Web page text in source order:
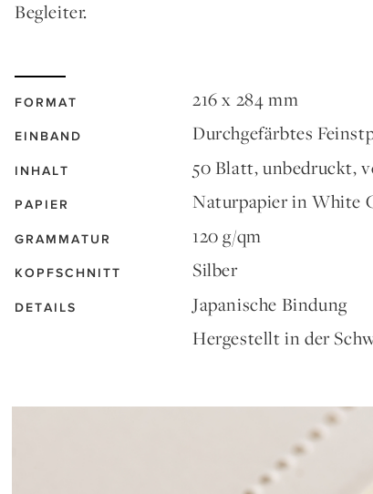
Begleiter.
FORMAT 216 x 284 mm
EINBAND Durchgefärbtes
INHALT 50 Blatt, unbedruckt,
PAPIER Naturpapier in White
GRAMMATUR 120 g/qm
KOPFSCHNITT Silber
DETAILS
Japanische Bindung
Hergestellt in der